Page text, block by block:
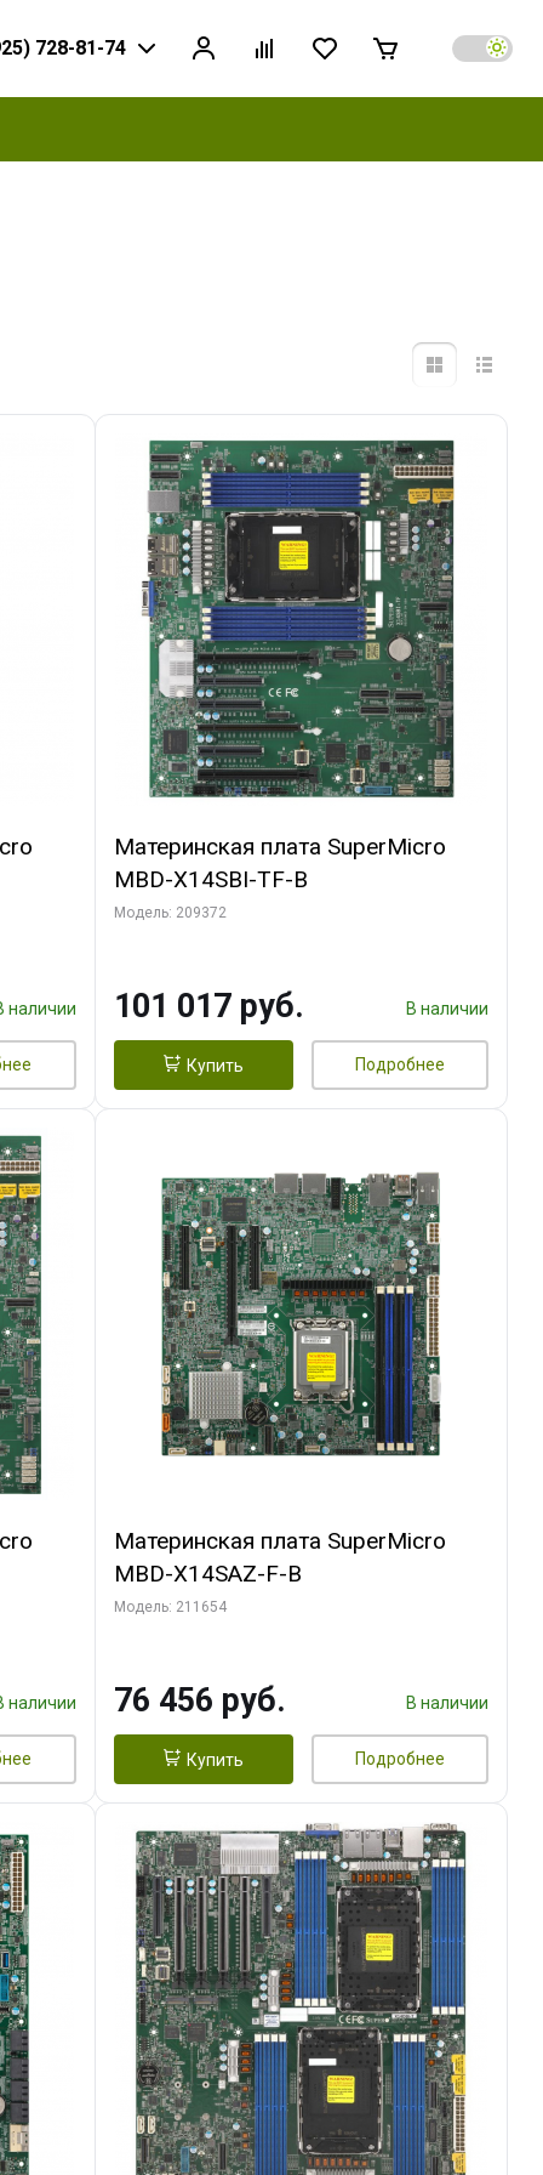
728-81-74
наличии
Материнская плата SuperMicro
MBD-X14SBI-TF-B
Модель: 209372
101 017 руб. В наличии
Купить Подробнее
наличии
Материнская плата SuperMicro
MBD-X14SAZ-F-B
Модель: 211654
76 456 руб. В наличии
Купить Подробнее